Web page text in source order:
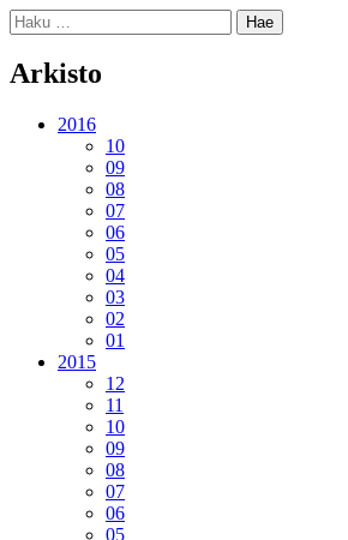
Haku:
Arkisto
2016
10
09
08
07
06
05
04
03
02
01
2015
12
11
10
09
08
07
06
05